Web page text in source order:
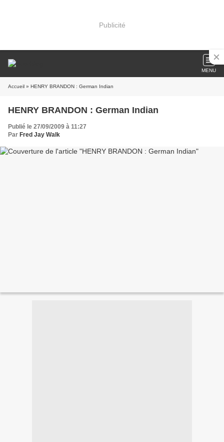
Publicité
MENU
Accueil » HENRY BRANDON : German Indian
HENRY BRANDON : German Indian
Publié le 27/09/2009 à 11:27
Par Fred Jay Walk